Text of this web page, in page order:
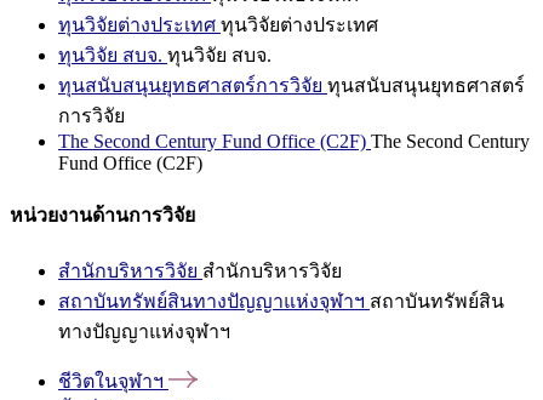
ทุนวิจัยต่างประเทศ ทุนวิจัยต่างประเทศ
ทุนวิจัย สบจ. ทุนวิจัย สบจ.
ทุนสนับสนุนยุทธศาสตร์การวิจัย ทุนสนับสนุนยุทธศาสตร์
การวิจัย
The Second Century Fund Office (C2F) The Second Century
Fund Office (C2F)
หน่วยงานด้านการวิจัย
สำนักบริหารวิจัย สำนักบริหารวิจัย
สถาบันทรัพย์สินทางปัญญาแห่งจุฬาฯ สถาบันทรัพย์สิน
ทางปัญญาแห่งจุฬาฯ
ชีวิตในจุฬาฯ